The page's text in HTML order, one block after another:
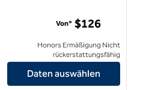
Von* $126
Honors Ermäßigung Nicht
rückerstattungsfähig
Daten auswählen